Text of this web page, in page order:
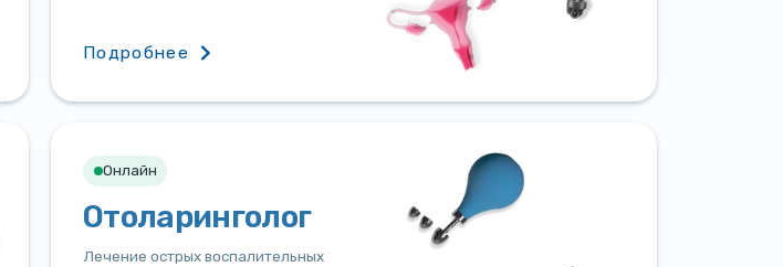
Подробнее
Онлайн
Отоларинголог
Лечение острых воспалительных